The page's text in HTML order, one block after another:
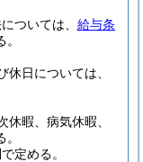
ついては、 給与条
日については、
暇、病気休暇、
定める。